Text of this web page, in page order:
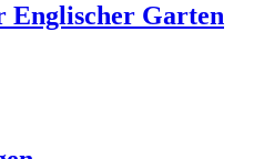
Englischer Garten